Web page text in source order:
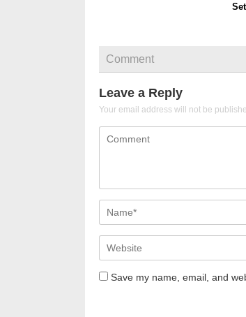
Comment
Leave a Reply
Your email address will not be
Save my name, email, and